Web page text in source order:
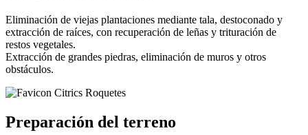
Eliminación de viejas plantaciones mediante tala, destoconado y
extracción de raíces, con recuperación de leñas y trituración de
restos vegetales.
Extracción de grandes piedras, eliminación de muros y otros
obstáculos.
Preparación del terreno